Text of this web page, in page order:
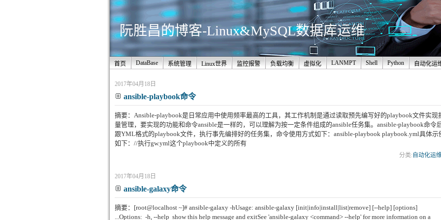
阮胜昌的博客-Linux&MySQL数据库运维
首页 DataBase 系统管理 Linux世界 监控报警 负载均衡 虚拟化 LANMPT Shell Python 自动化运
2017年04月18日
ansible-playbook命令
摘要：Ansible-playbook是日常应用中使用频率最高的工具，其工作机制是通过读取预先编写好的playbook文件实现
量管理，要实现的功能和命令ansible是一样的，可以理解为按一定条件组成的ansible任务集。ansible-playbook命令
跟YML格式的playbook文件，执行事先编排好的任务集，命令使用方式如下：ansible-playbook playbook.yml具体示
如下：//执行gw.yml这个playbook中定义的所有
分类: 自动化运
2017年04月18日
ansible-galaxy命令
摘要：[root@localhost ~]# ansible-galaxy -hUsage: ansible-galaxy [init|info|install|list|remove] [--help] [options]
...Options: -h, --help show this help message and exitSee 'ansible-galaxy <command> --help' for more information on a